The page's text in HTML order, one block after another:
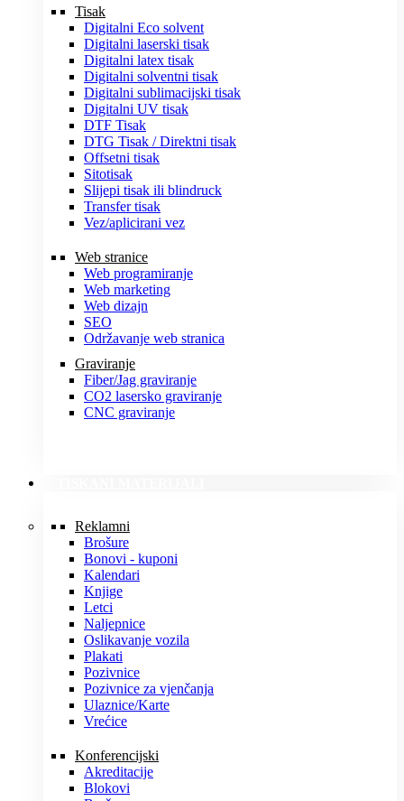
Tisak
Digitalni Eco solvent
Digitalni laserski tisak
Digitalni latex tisak
Digitalni solventni tisak
Digitalni sublimacijski tisak
Digitalni UV tisak
DTF Tisak
DTG Tisak / Direktni tisak
Offsetni tisak
Sitotisak
Slijepi tisak ili blindruck
Transfer tisak
Vez/aplicirani vez
Web stranice
Web programiranje
Web marketing
Web dizajn
SEO
Održavanje web stranica
Graviranje
Fiber/Jag graviranje
CO2 lasersko graviranje
CNC graviranje
Reklamni
Brošure
Bonovi - kuponi
Kalendari
Knjige
Letci
Naljepnice
Oslikavanje vozila
Plakati
Pozivnice
Pozivnice za vjenčanja
Ulaznice/Karte
Vrećice
Konferencijski
Akreditacije
Blokovi